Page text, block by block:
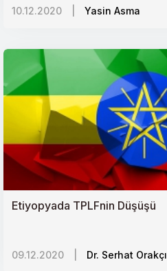
10.12.2020 Yasin Asma
Etiyopyada TPLFnin Düşüşü
09.12.2020 Dr. Serhat Orakçı